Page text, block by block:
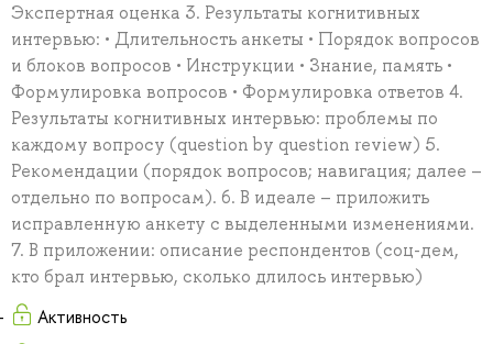
Экспертная оценка 3. Результаты когнитивных
интервью: • Длительность анкеты • Порядок вопросов
и блоков вопросов • Инструкции • Знание, память •
Формулировка вопросов • Формулировка ответов 4.
Результаты когнитивных интервью: проблемы по
каждому вопросу (question by question review) 5.
Рекомендации (порядок вопросов; навигация; далее –
отдельно по вопросам). 6. В идеале – приложить
исправленную анкету с выделенными изменениями.
7. В приложении: описание респондентов (соц-дем,
кто брал интервью, сколько длилось интервью)
Активность